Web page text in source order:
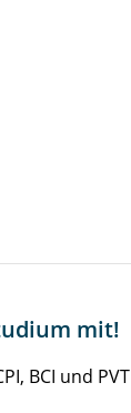
mit!
BCI und PVT